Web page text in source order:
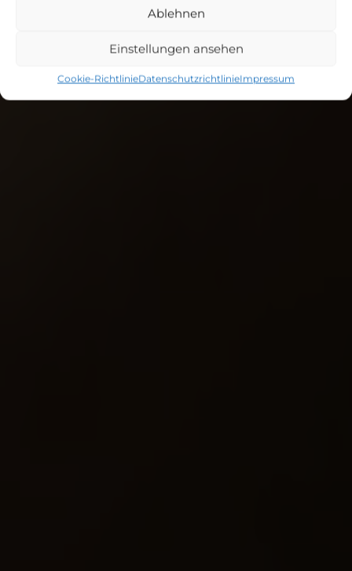
Ablehnen
Einstellungen ansehen
Cookie-RichtlinieDatenschutzrichtlinieImpressum